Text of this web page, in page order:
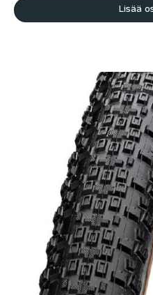
Lisää